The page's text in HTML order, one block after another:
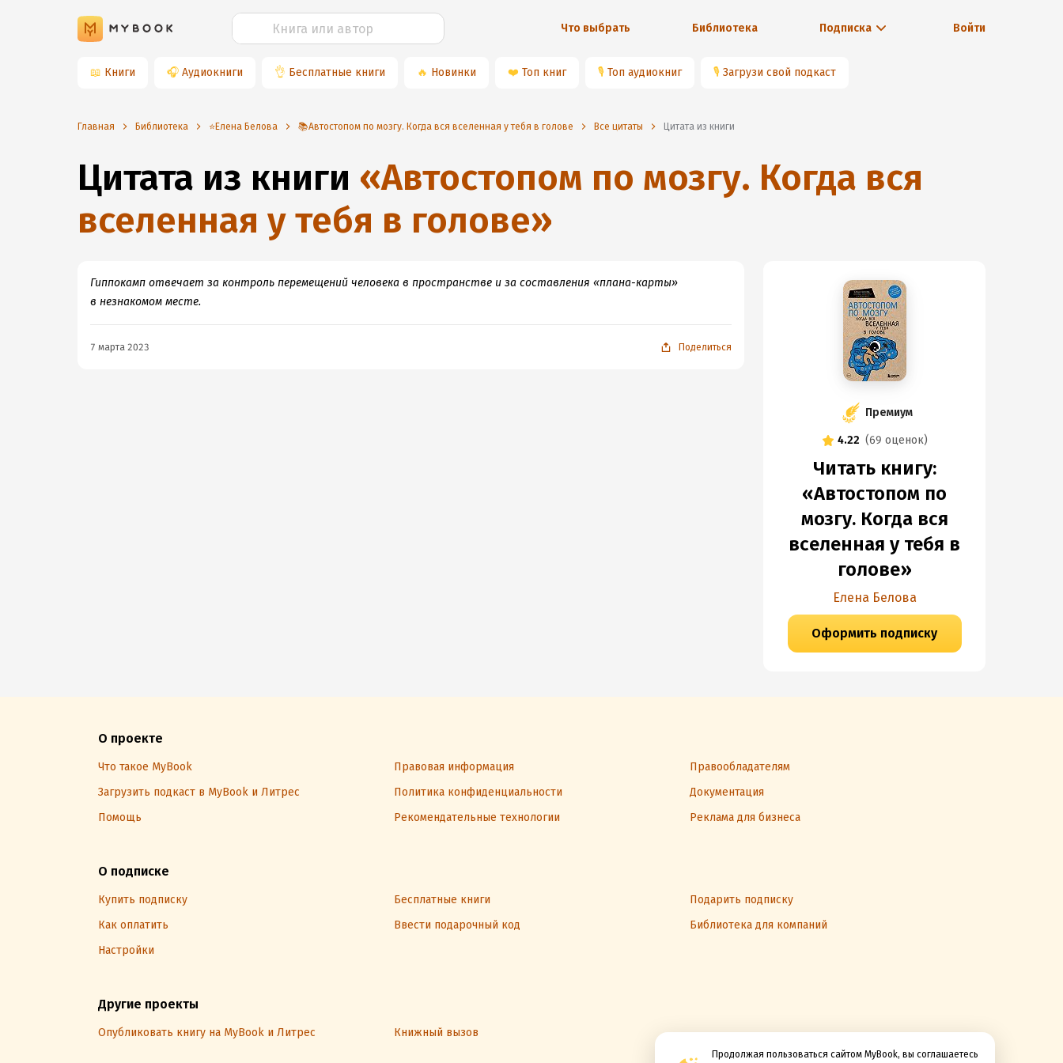
Что выбрать Библиотека Подписка Войти
📖 Книги 🎧 Аудиокниги 👌 Бесплатные книги 🔥 Новинки ❤️ Топ книг 🎙 Топ аудиокниг 🎙 Загрузи свой подкаст
Продолжая пользоваться сайтом MyBook, вы соглашаетесь
Главная Библиотека ⭐️Елена Белова 📚Автостопом по мозгу. Когда вся вселенная у тебя в голове Все цитаты Цитата из книги
Цитата из книги «Автостопом по мозгу. Когда вся
вселенная у тебя в голове»
Гиппокамп отвечает за контроль перемещений человека в пространстве и за составления «плана-карты»
в незнакомом месте.
7 марта 2023 Поделиться
Премиум
4.22 (69 оценок)
Читать книгу:
«Автостопом по
мозгу. Когда вся
вселенная у тебя в
голове»
Елена Белова
Оформить подписку
О проекте
Что такое MyBook Правовая информация
Правообладателям
Загрузить подкаст в MyBook и Литрес
Политика конфиденциальности
Документация
Помощь
Рекомендательные технологии Реклама для бизнеса
О подписке
Купить подписку Бесплатные книги
Подарить подписку
Как оплатить
Ввести подарочный код
Библиотека для компаний
Настройки
Другие проекты
Опубликовать книгу на MyBook и Литрес Книжный вызов